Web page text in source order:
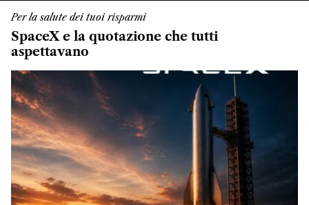
Per la salute dei tuoi risparmi
SpaceX e la quotazione che tutti
aspettavano